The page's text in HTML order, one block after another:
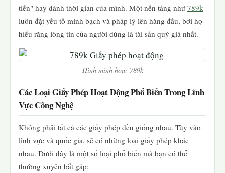
tiền" hay dành thời gian của mình. Một nền tảng như 789k
luôn đặt yếu tố minh bạch và pháp lý lên hàng đầu, bởi họ
hiểu rằng lòng tin của người dùng là tài sản quý giá nhất.
Hình minh hoạ: 789k
Các Loại Giấy Phép Hoạt Động Phổ Biến Trong Lĩnh
Vực Công Nghệ
Không phải tất cả các giấy phép đều giống nhau. Tùy vào
lĩnh vực và quốc gia, sẽ có những loại giấy phép khác
nhau. Dưới đây là một số loại phổ biến mà bạn có thể
thường xuyên bắt gặp: